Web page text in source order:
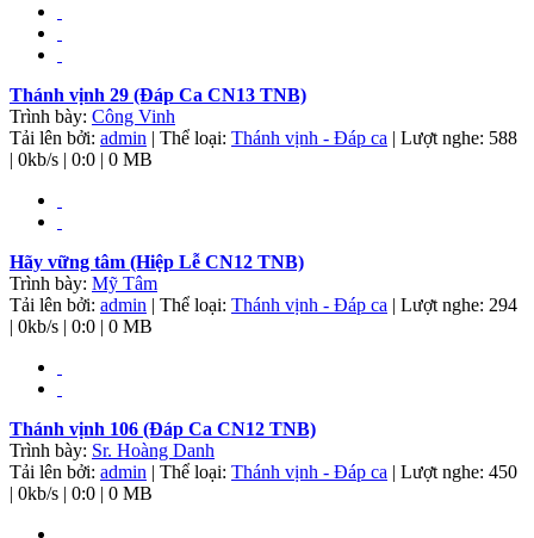
Thánh vịnh 29 (Đáp Ca CN13 TNB)
Trình bày: Công Vinh
Tải lên bởi: admin | Thể loại: Thánh vịnh - Đáp ca | Lượt nghe: 588
| 0kb/s | 0:0 | 0 MB
Hãy vững tâm (Hiệp Lễ CN12 TNB)
Trình bày: Mỹ Tâm
Tải lên bởi: admin | Thể loại: Thánh vịnh - Đáp ca | Lượt nghe: 294
| 0kb/s | 0:0 | 0 MB
Thánh vịnh 106 (Đáp Ca CN12 TNB)
Trình bày: Sr. Hoàng Danh
Tải lên bởi: admin | Thể loại: Thánh vịnh - Đáp ca | Lượt nghe: 450
| 0kb/s | 0:0 | 0 MB